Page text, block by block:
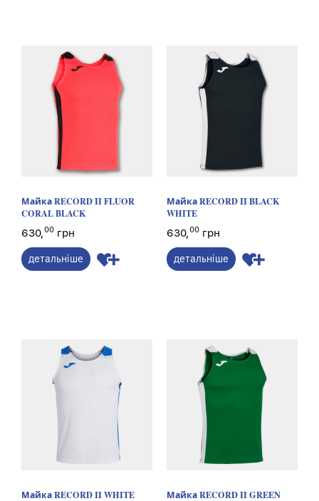
Майка RECORD II FLUOR
CORAL BLACK
630,00 грн
детальніше
Майка RECORD II BLACK
WHITE
630,00 грн
детальніше
Майка RECORD II WHITE
Майка RECORD II GREEN